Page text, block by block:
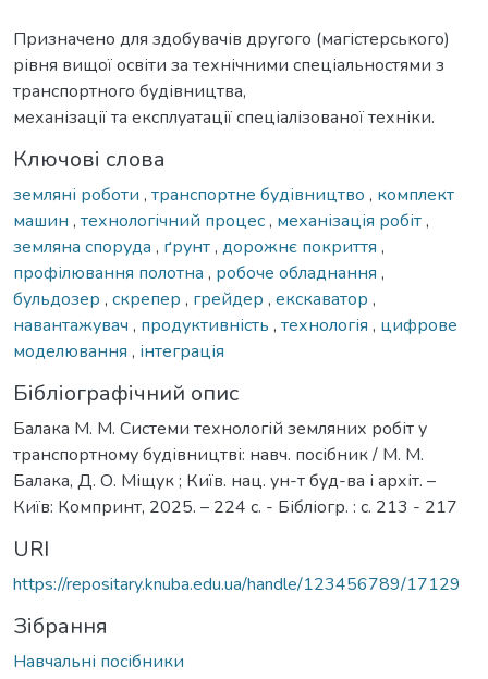
Призначено для здобувачів другого (магістерського)
рівня вищої освіти за технічними спеціальностями з
транспортного будівництва,
механізації та експлуатації спеціалізованої техніки.
Ключові слова
земляні роботи , транспортне будівництво , комплект
машин , технологічний процес, механізація робіт,
земляна споруда , ґрунт, дорожнє покриття ,
профілювання полотна , робоче обладнання ,
бульдозер , скрепер , грейдер , екскаватор ,
навантажувач , продуктивність , технологія , цифрове
моделювання , інтеграція
Бібліографічний опис
Балака М. М. Системи технологій земляних робіт у
транспортному будівництві: навч. посібник / М. М.
Балака, Д. О. Міщук ; Київ. нац. ун-т буд-ва і архіт. –
Київ: Компринт, 2025. – 224 с. - Бібліогр. : с. 213 - 217
URI
https://repositary.knuba.edu.ua/handle/123456789/17129
Зібрання
Навчальні посібники